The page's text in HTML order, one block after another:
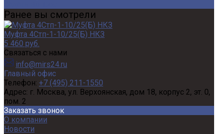
Ранее вы смотрели
Муфта 4Стп-1-10/25(Б) НКЗ
5 460 руб.
Связаться с нами
info@mirs24.ru
Главный офис
Телефон: +7 (495) 211-1550
Адрес: г. Москва, ул. Верхоянская, дом 18, корпус 2, эт. 0,
пом. 2
Заказать звонок
О компании
Новости